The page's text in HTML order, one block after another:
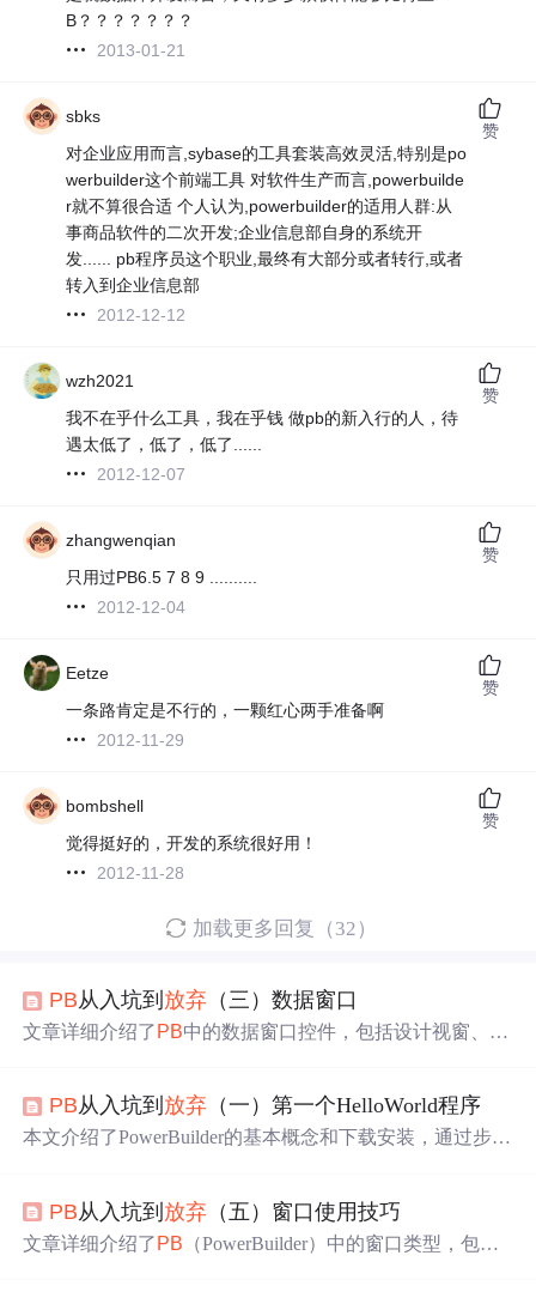
B？？？？？？？
2013-01-21
sbks
对企业应用而言,sybase的工具套装高效灵活,特别是po
werbuilder这个前端工具 对软件生产而言,powerbuilde
r就不算很合适 个人认为,powerbuilder的适用人群:从
事商品软件的二次开发;企业信息部自身的系统开
发...... pb程序员这个职业,最终有大部分或者转行,或者
转入到企业信息部
2012-12-12
赞
wzh2021
我不在乎什么工具，我在乎钱 做pb的新入行的人，待
遇太低了，低了，低了......
2012-12-07
赞
zhangwenqian
只用过PB6.5 7 8 9 ..........
2012-12-04
赞
Eetze
一条路肯定是不行的，一颗红心两手准备啊
2012-11-29
赞
bombshell
觉得挺好的，开发的系统很好用！
2012-11-28
赞
加载更多回复（32）
PB从入坑到 放弃 （三）数据窗口
文章详细介绍了 PB中的数据窗口控件，包括设计视窗、预
作、数据源切换、字段只读设置、数据共享、SQL语句处
理、数据窗口状态获取与设置等，展示了数据窗口在数据
PB从入坑到 放弃 （一）第一个HelloWorld程序
本文介绍了PowerBuilder的基本概念和下载安装，通过步骤
etup作为打包工具。文章适合初学者，旨在提供
用程序的整体流程。
PB从入坑到 放弃 （五）窗口使用技巧
文章详细介绍了 PB （PowerBuilder）中的窗口类型，包括